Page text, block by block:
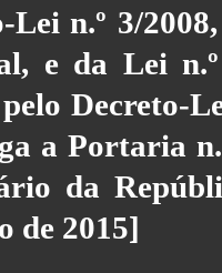
Lei n.º 3/
e da Lei
Decreto-
a Portaria
da
de 2015]